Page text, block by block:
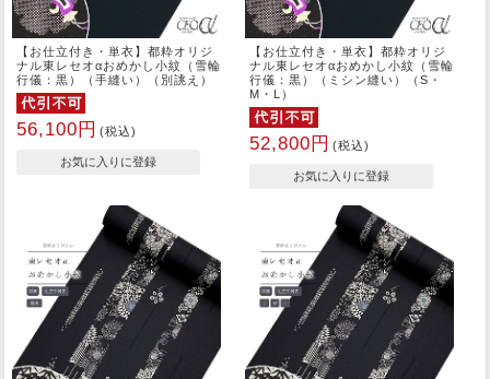
【お仕立付き・単衣】都粋オリジ
ナル東レセオαおめかし小紋（雪輪
行儀：黒）（手縫い）（別誂え）
56,100円 (税込)
【お仕立付き・単衣】都粋オリジ
ナル東レセオαおめかし小紋（雪輪
行儀：黒）（ミシン縫い）（S・
M・L）
52,800円 (税込)